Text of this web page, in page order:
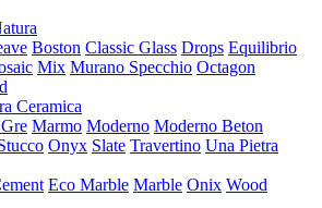
Boston Classic Glass Drops Equilibrio
Mix Murano Specchio Octagon
Ceramica
Marmo Moderno Moderno Beton
Onyx Slate Travertino Una Pietra
Eco Marble Marble Onix Wood